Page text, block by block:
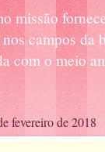
missão
campos da
com o meio
fevereiro de 2018